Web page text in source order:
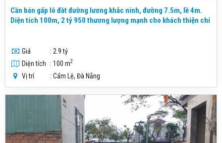
Cần bán gấp lô đât đường lương khắc ninh, đường 7.5m, lề 4m.
Diện tích 100m, 2 tỷ 950 thương lượng mạnh cho khách thiện chí
Giá
: 2.9 tỷ
Diện tích
: 100 m2
Vị trí : Cẩm Lệ, Đà Nẵng